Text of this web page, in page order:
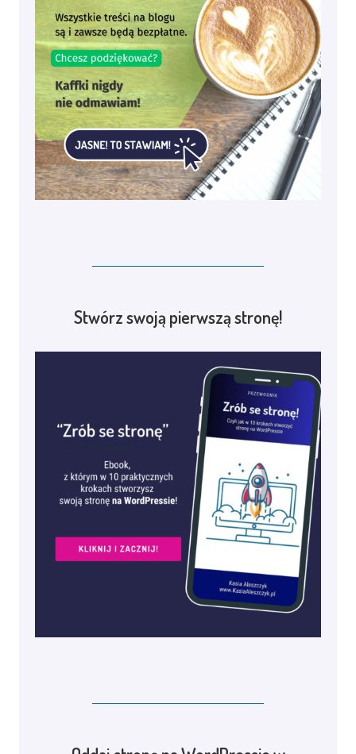
Stwórz swoją pierwszą stronę!